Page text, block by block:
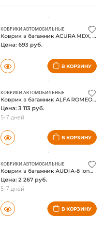
КОВРИКИ АВТОМОБИЛЬНЫЕ
Коврик в багажник ACURA MDX, 01/2014-, кроссовер, длин., 1 шт. (полиуретан) / Акура МДХ
Цена: 693 руб.
В КОРЗИНУ
КОВРИКИ АВТОМОБИЛЬНЫЕ
Коврик в багажник ALFA ROMEO 159 12/2005-, седан (полиуретан) / Альфа Ромео
Цена: 3 113 руб.
5-7 дней
В КОРЗИНУ
КОВРИКИ АВТОМОБИЛЬНЫЕ
Коврик в багажник AUDI A-8 long 02/2002-01/2010, седан (полиуретан) / Ауди А8
Цена: 2 267 руб.
5-7 дней
В КОРЗИНУ